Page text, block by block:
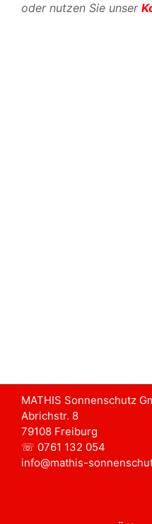
oder nutzen Sie unser
MATHIS Sonnenschutz
Abrichstr. 8
79108 Freiburg
☏ 0761 132 054
info@mathis-